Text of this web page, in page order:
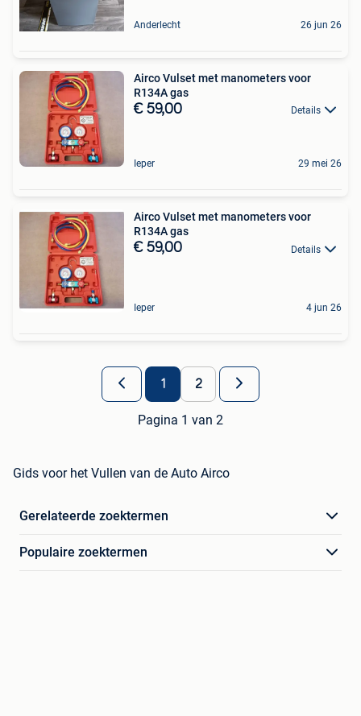
Anderlecht 26 jun 26
Airco Vulset met manometers voor
R134A gas
€ 59,00 Details
Ieper 29 mei 26
Airco Vulset met manometers voor
R134A gas
€ 59,00 Details
Ieper 4 jun 26
1 2
Pagina 1 van 2
Gids voor het Vullen van de Auto Airco
Gerelateerde zoektermen
Populaire zoektermen